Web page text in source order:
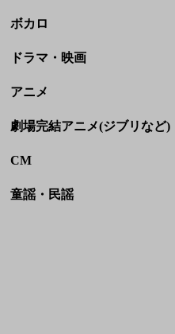
ボカロ
ドラマ・映画
アニメ
劇場完結アニメ(ジブリなど)
CM
童謡・民謡